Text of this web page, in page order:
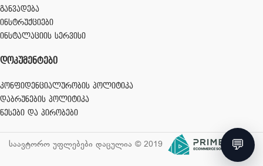
განვადება
ინსტრუქციები
ინსტალაციის სერვისი
ᲓᲝᲙᲣᲛᲔᲜᲢᲔᲑᲘ
კონფიდენციალურობის პოლიტიკა
დაბრუნების პოლიტიკა
წესები და პირობები
საავტორო უფლებები დაცულია © 2019 💬